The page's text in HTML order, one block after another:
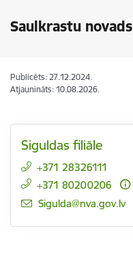
Saulkrastu novads
Publicēts: 27.12.2024.
Atjaunināts: 10.08.2026.
Siguldas filiāle
+371 28326111
+371 80200206
E-pasts:
Sigulda@nva.gov.lv